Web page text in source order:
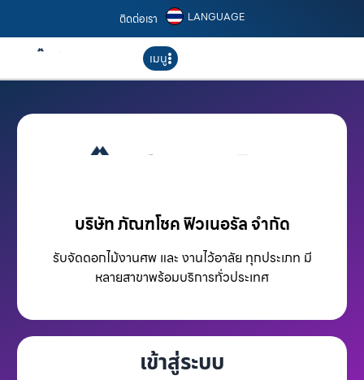
ติดต่อเรา LANGUAGE
เมนู
บริษัท ภัณฑโชค ฟิวเนอรัล จำกัด
รับจัดดอกไม้งานศพ และ งานไว้อาลัย ทุกประเภท มี
หลายสาขาพร้อมบริการทั่วประเทศ
เข้าสู่ระบบ